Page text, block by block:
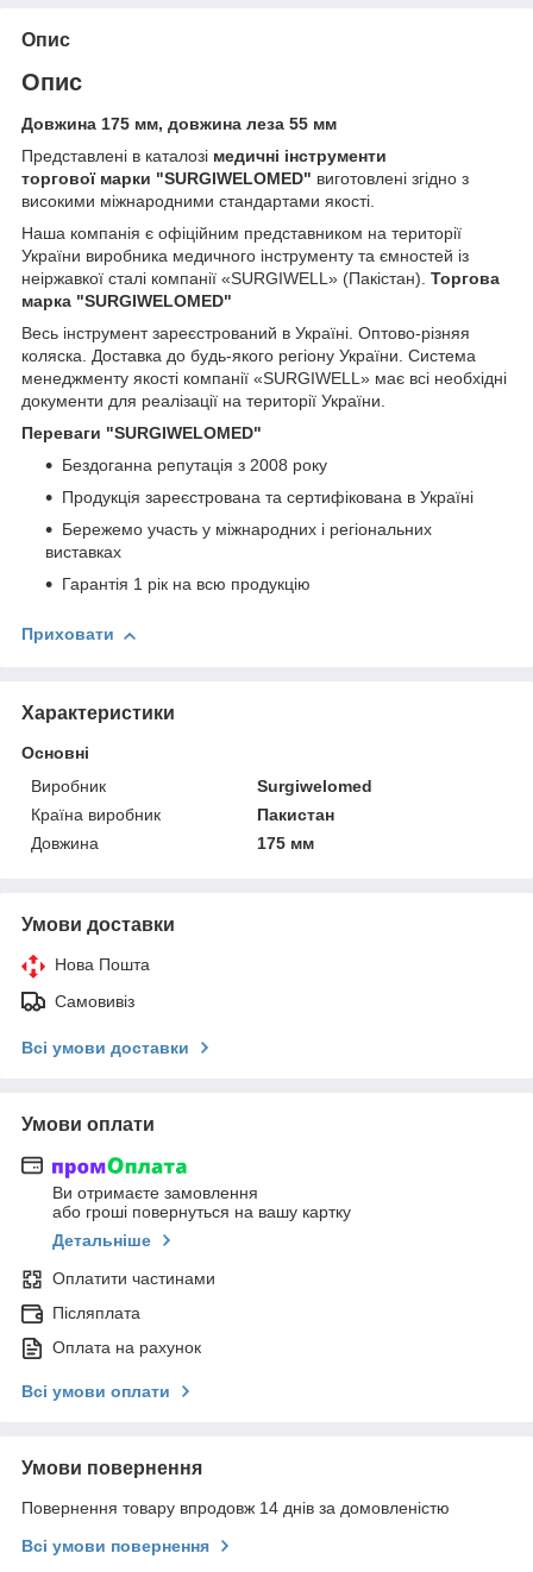
Опис
Опис
Довжина 175 мм, довжина леза 55 мм
Представлені в каталозі медичні інструменти
торгової марки "SURGIWELOMED" виготовлені згідно з
високими міжнародними стандартами якості.
Наша компанія є офіційним представником на території
України виробника медичного інструменту та ємностей із
неіржавкої сталі компанії «SURGIWELL» (Пакістан). Торгова
марка "SURGIWELOMED"
Весь інструмент зареєстрований в Україні. Оптово-різняя
коляска. Доставка до будь-якого регіону України. Система
менеджменту якості компанії «SURGIWELL» має всі необхідні
документи для реалізації на території України.
Переваги "SURGIWELOMED"
Бездоганна репутація з 2008 року
Продукція зареєстрована та сертифікована в Україні
Бережемо участь у міжнародних і регіональних
виставках
Гарантія 1 рік на всю продукцію
Приховати
Характеристики
Основні
Виробник
Surgiwelomed
Країна виробник
Пакистан
Довжина
175 мм
Умови доставки
Нова Пошта
Самовивіз
Всі умови доставки
Умови оплати
Ви отримаєте замовлення
або гроші повернуться на вашу картку
Детальніше
Оплатити частинами
Післяплата
Оплата на рахунок
Всі умови оплати
Умови повернення
Повернення товару впродовж 14 днів за домовленістю
Всі умови повернення